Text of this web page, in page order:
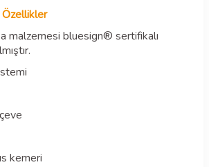
malzemesi bluesign® sertifikalı
kemeri